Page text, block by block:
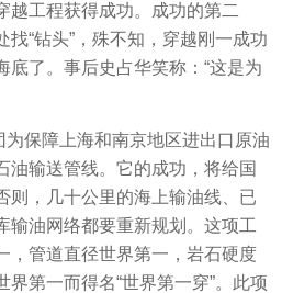
工程获得成功。成功的第二
“钻头”，殊不知，穿越刚一成功
底了。事后史占华笑称：“这是为
保障上海和南京地区进出口原油
油输送管线。它的成功，将给国
则，几十公里的海上输油线、已
输油网络都要重新规划。这项工
，管道直径世界第一，岩石硬度
第一而得名“世界第一穿”。此项